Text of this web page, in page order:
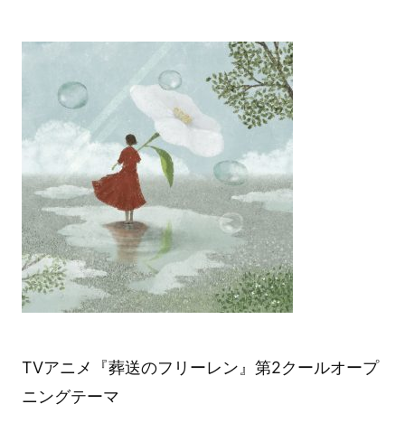
TVアニメ『葬送のフリーレン』第2クールオープ
ニングテーマ